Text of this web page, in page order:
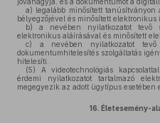
a) legalább minősített tanúsítványon
bélyegzőjével és minősített elektronikus
b) a nevében nyilatkozatot tevő
elektronikus aláírásával és minősített
c) a nevében nyilatkozatot tevő
dokumentumhitelesítés szolgáltatás
hitelesíti.
(5) A videotechnológiás
érdemi nyilatkozatot tartalmazó
megegyezik az adott ügytípus esetében
16. Életesemény-